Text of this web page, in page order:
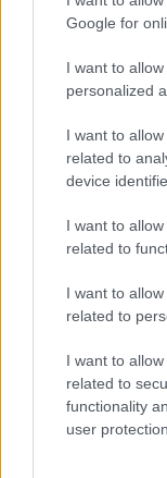
Google for
I want to
personalized
I want to
related to
device
I want to
related to
I want to
related to
I want to
related to
functionality
user protection.
Continua
Le nuove
Copenhagen: un